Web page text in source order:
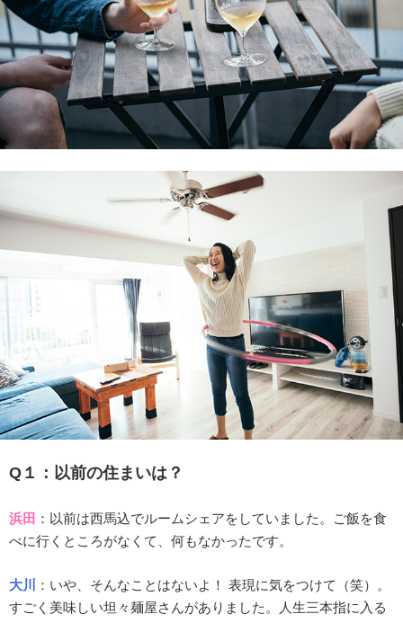
Q１：以前の住まいは？
浜田 ：以前は西馬込でルームシェアをしていました。ご飯を食
べに行くところがなくて、何もなかったです。
大川
：いや、そんなことはないよ！ 表現に気をつけて（笑）。
すごく美味しい坦々麺屋さんがありました。人生三本指に入る